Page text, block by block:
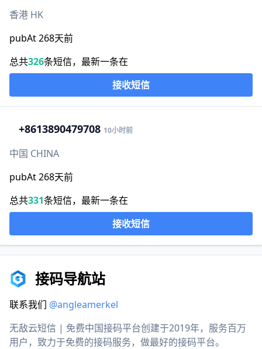
香港 HK
pubAt 268天前
总共326条短信，最新一条在
接收短信
+8613890479708 10小时前
中国 CHINA
pubAt 268天前
总共331条短信，最新一条在
接收短信
接码导航站
联系我们 @angleamerkel
无敌云短信 | 免费中国接码平台创建于2019年，服务百万
用户，致力于免费的接码服务，做最好的接码平台。